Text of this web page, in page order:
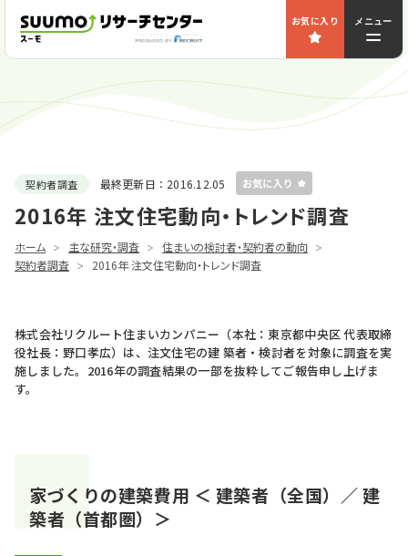
お気に入り メニュー
契約者調査 最終更新日： 2016.12.05
2016年 注文住宅動向・トレンド調査
ホーム 主な研究・調査
住まいの検討者・契約者の動向
契約者調査
2016年 注文住宅動向・トレンド調査
株式会社リクルート住まいカンパニー（本社：東京都中央区 代表取締
役社長：野口孝広）は、注文住宅の建 築者・検討者を対象に調査を実
施しました。2016年の調査結果の一部を抜粋してご報告申し上げま
す。
家づくりの建築費用 ＜ 建築者（全国）／ 建
築者（首都圏）＞